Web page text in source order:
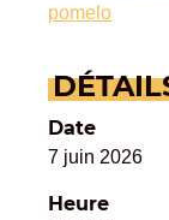
pomelo
Date
7 juin 2026
Heure